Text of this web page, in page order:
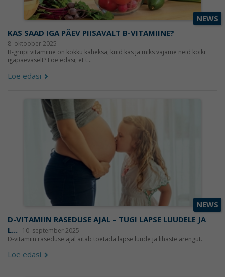
NEWS
KAS SAAD IGA PÄEV PIISAVALT B-VITAMIINE?
8. oktoober 2025
B-grupi vitamiine on kokku kaheksa, kuid kas ja miks vajame neid kõiki
igapäevaselt? Loe edasi, et t...
Loe edasi
NEWS
D-VITAMIIN RASEDUSE AJAL – TUGI LAPSE LUUDELE JA
L...
10. september 2025
D-vitamiin raseduse ajal aitab toetada lapse luude ja lihaste arengut.
Loe edasi